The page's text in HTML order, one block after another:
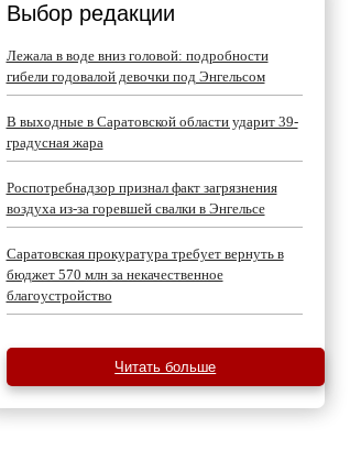
Выбор редакции
Лежала в воде вниз головой: подробности
гибели годовалой девочки под Энгельсом
В выходные в Саратовской области ударит 39-
градусная жара
Роспотребнадзор признал факт загрязнения
воздуха из-за горевшей свалки в Энгельсе
Саратовская прокуратура требует вернуть в
бюджет 570 млн за некачественное
благоустройство
Читать больше